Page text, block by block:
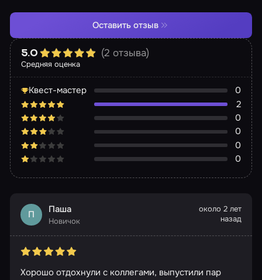
Средняя оценка
5.0 (2 отзыва)
Квест-мастер
0
2
0
0
0
0
Оставить отзыв
П Паша
Новичок
около 2 лет
назад
Хорошо отдохнули с коллегами, выпустили пар